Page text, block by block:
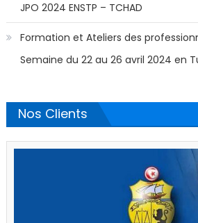
JPO 2024 ENSTP – TCHAD
Formation et Ateliers des
Semaine du 22 au 26 avril 2024 en
Nos Clients